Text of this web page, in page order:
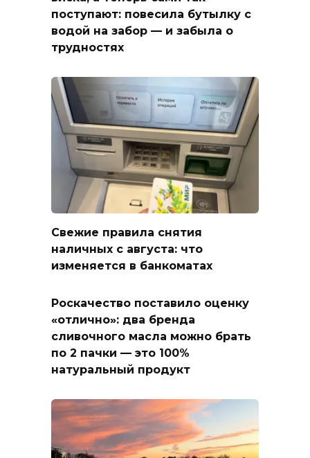
поступают: повесила бутылку с
водой на забор — и забыла о
трудностях
Свежие правила снятия
наличных с августа: что
изменяется в банкоматах
Роскачество поставило оценку
«отлично»: два бренда
сливочного масла можно брать
по 2 пачки — это 100%
натуральный продукт